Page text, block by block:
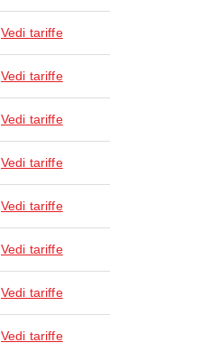
Vedi tariffe
Vedi tariffe
Vedi tariffe
Vedi tariffe
Vedi tariffe
Vedi tariffe
Vedi tariffe
Vedi tariffe